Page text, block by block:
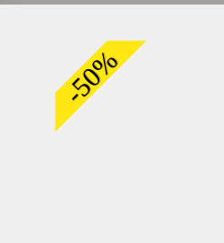
-50%